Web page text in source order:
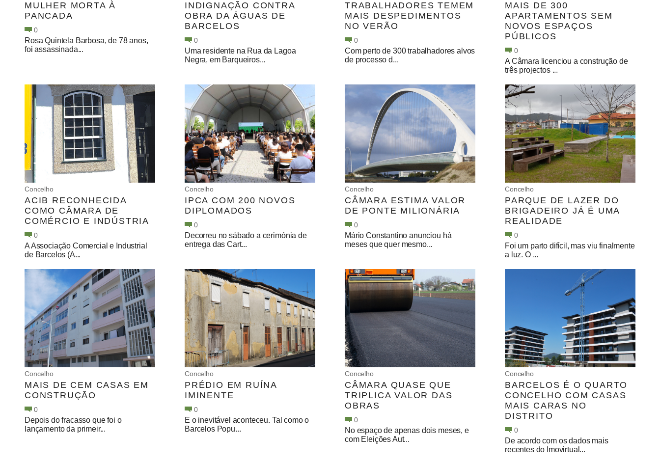
MULHER MORTA À
PANCADA
0
Rosa Quintela Barbosa, de 78 anos,
foi assassinada...
INDIGNAÇÃO CONTRA
OBRA DA ÁGUAS DE
BARCELOS
0
Uma residente na Rua da Lagoa
Negra, em Barqueiros...
TRABALHADORES TEMEM
MAIS DESPEDIMENTOS
NO VERÃO
0
Com perto de 300 trabalhadores alvos
de processo d...
MAIS DE 300
APARTAMENTOS SEM
NOVOS ESPAÇOS
PÚBLICOS
0
A Câmara licenciou a construção de
três projectos ...
Concelho
ACIB RECONHECIDA
COMO CÂMARA DE
COMÉRCIO E INDÚSTRIA
0
A Associação Comercial e Industrial
de Barcelos (A...
Concelho
IPCA COM 200 NOVOS
DIPLOMADOS
0
Decorreu no sábado a cerimónia de
entrega das Cart...
Concelho
CÂMARA ESTIMA VALOR
DE PONTE MILIONÁRIA
0
Mário Constantino anunciou há
meses que quer mesmo...
Concelho
PARQUE DE LAZER DO
BRIGADEIRO JÁ É UMA
REALIDADE
0
Foi um parto difícil, mas viu finalmente
a luz. O ...
Concelho
MAIS DE CEM CASAS EM
CONSTRUÇÃO
0
Depois do fracasso que foi o
lançamento da primeir...
Concelho
PRÉDIO EM RUÍNA
IMINENTE
0
E o inevitável aconteceu. Tal como o
Barcelos Popu...
Concelho
CÂMARA QUASE QUE
TRIPLICA VALOR DAS
OBRAS
0
No espaço de apenas dois meses, e
com Eleições Aut...
Concelho
BARCELOS É O QUARTO
CONCELHO COM CASAS
MAIS CARAS NO
DISTRITO
0
De acordo com os dados mais
recentes do Imovirtual...